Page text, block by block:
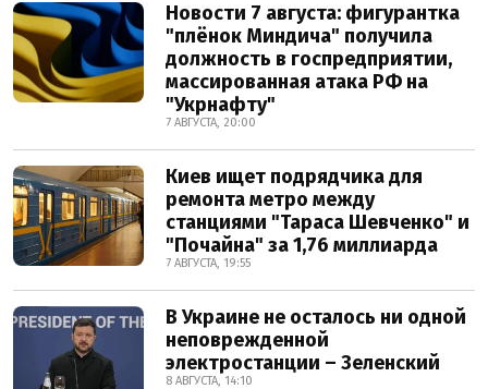
Новости 7 августа: фигурантка
"плёнок Миндича" получила
должность в госпредприятии,
массированная атака РФ на
"Укрнафту"
7 АВГУСТА, 20:00
Киев ищет подрядчика для
ремонта метро между
станциями "Тараса Шевченко" и
"Почайна" за 1,76 миллиарда
7 АВГУСТА, 19:55
В Украине не осталось ни одной
неповрежденной
электростанции – Зеленский
8 АВГУСТА, 14:10